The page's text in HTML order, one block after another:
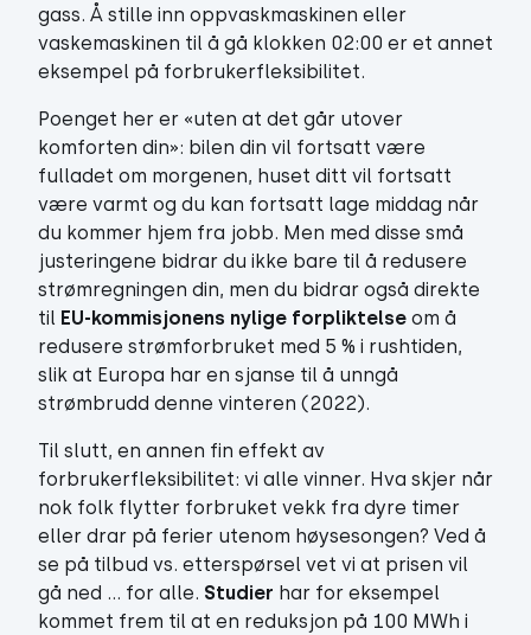
gass. Å stille inn oppvaskmaskinen eller
vaskemaskinen til å gå klokken 02:00 er et annet
eksempel på forbrukerfleksibilitet.
Poenget her er «uten at det går utover
komforten din»: bilen din vil fortsatt være
fulladet om morgenen, huset ditt vil fortsatt
være varmt og du kan fortsatt lage middag når
du kommer hjem fra jobb. Men med disse små
justeringene bidrar du ikke bare til å redusere
strømregningen din, men du bidrar også direkte
til EU-kommisjonens nylige forpliktelse om å
redusere strømforbruket med 5 % i rushtiden,
slik at Europa har en sjanse til å unngå
strømbrudd denne vinteren (2022).
Til slutt, en annen fin effekt av
forbrukerfleksibilitet: vi alle vinner. Hva skjer når
nok folk flytter forbruket vekk fra dyre timer
eller drar på ferier utenom høysesongen? Ved å
se på tilbud vs. etterspørsel vet vi at prisen vil
gå ned … for alle. Studier har for eksempel
kommet frem til at en reduksjon på 100 MWh i